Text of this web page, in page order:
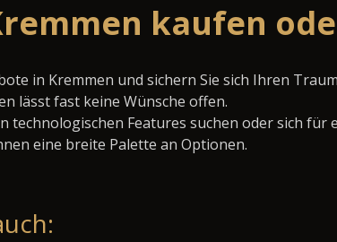
kaufen
in Kremmen und sichern Sie sich Ihren
lässt fast keine Wünsche offen.
technologischen Features suchen oder sich
eine breite Palette an Optionen.